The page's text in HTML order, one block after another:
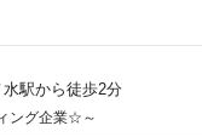
駅から徒歩2分
ング企業☆～